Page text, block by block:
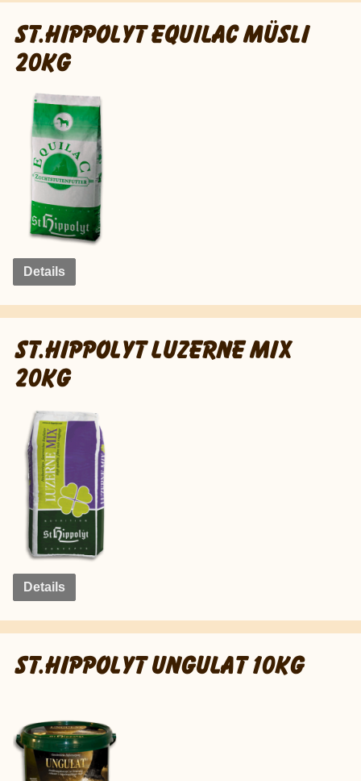
ST.HIPPOLYT EQUILAC MÜSLI
20KG
Details
ST.HIPPOLYT LUZERNE MIX
20KG
Details
ST.HIPPOLYT UNGULAT 10KG